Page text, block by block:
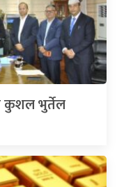
कुशल भुर्तेल